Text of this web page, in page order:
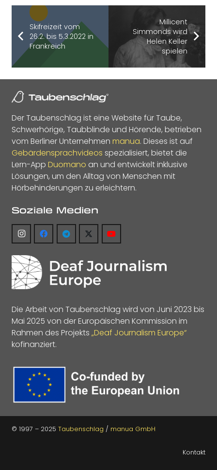
Skifreizeit vom
26.2. bis 5.3.2022 in
Frankreich
Millicent
Simmonds wird
Helen Keller
spielen
Der Taubenschlag ist eine Website für Taube,
Schwerhörige, Taubblinde und Hörende, betrieben
vom Berliner Unternehmen manua. Dieses ist auf
Gebärdensprachvideos spezialisiert, bietet die
Lern-App Duomano an und entwickelt inklusive
Lösungen, um den Alltag von Menschen mit
Hörbehinderungen zu erleichtern.
Soziale Medien
Die Arbeit von Taubenschlag wird von Juni 2023 bis
Mai 2025 von der Europäischen Kommission im
Rahmen des Projekts „Deaf Journalism Europe“
kofinanziert.
© 1997 – 2025 Taubenschlag / manua GmbH
Kontakt